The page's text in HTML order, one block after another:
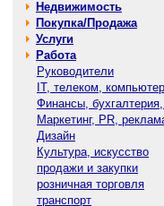
Недвижимость
Покупка/Продажа
Услуги
Работа
Руководители
IT, телеком,
Финансы,
Маркетинг, PR,
Дизайн
Культура, искусство
продажи и закупки
розничная торговля
транспорт